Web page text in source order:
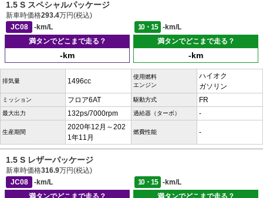
1.5 S スペシャルパッケージ
新車時価格293.4万円(税込)
JC08
-km/L 10・15
-km/L
満タンでどこまで走る？
-km
満タンでどこまで走る？
-km
排気量 1496cc
使用燃料
エンジン
ハイオク
ガソリン
ミッション フロア6AT 駆動方式 FR
最大出力 132ps/7000rpm 過給器（ターボ） -
生産期間
2020年12月～202
1年11月
燃費性能 -
1.5 S レザーパッケージ
新車時価格316.9万円(税込)
JC08
-km/L 10・15
-km/L